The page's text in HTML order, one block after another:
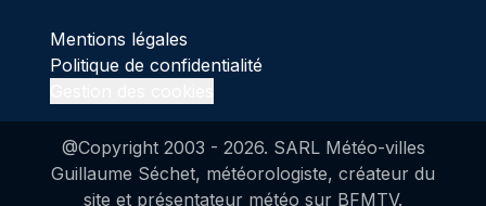
Mentions légales
Politique de confidentialité
@Copyright 2003 - 2026. SARL Météo-villes
Guillaume Séchet, météorologiste, créateur du
site et présentateur météo sur BFMTV.